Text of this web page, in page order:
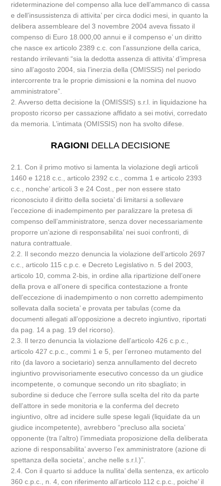
rideterminazione del compenso alla luce dell’ammanco di cassa
e dell’insussistenza di attivita’ per circa dodici mesi, in quanto la
delibera assembleare del 3 novembre 2004 aveva fissato il
compenso di Euro 18.000,00 annui e il compenso e’ un diritto
che nasce ex articolo 2389 c.c. con l’assunzione della carica,
restando irrilevanti “sia la dedotta assenza di attivita’ d’impresa
sino all’agosto 2004, sia l’inerzia della (OMISSIS) nel periodo
intercorrente tra le proprie dimissioni e la nomina del nuovo
amministratore”.
2. Avverso detta decisione la (OMISSIS) s.r.l. in liquidazione ha
proposto ricorso per cassazione affidato a sei motivi, corredato
da memoria. L’intimata (OMISSIS) non ha svolto difese.
RAGIONI DELLA DECISIONE
2.1. Con il primo motivo si lamenta la violazione degli articoli
1460 e 1218 c.c., articolo 2392 c.c., comma 1 e articolo 2393
c.c., nonche’ articoli 3 e 24 Cost., per non essere stato
riconosciuto il diritto della societa’ di limitarsi a sollevare
l’eccezione di inadempimento per paralizzare la pretesa di
compenso dell’amministratore, senza dover necessariamente
proporre un’azione di responsabilita’ nei suoi confronti, di
natura contrattuale.
2.2. Il secondo mezzo denuncia la violazione dell’articolo 2697
c.c., articolo 115 c.p.c. e Decreto Legislativo n. 5 del 2003,
articolo 10, comma 2-bis, in ordine alla ripartizione dell’onere
della prova e all’onere di specifica contestazione a fronte
dell’eccezione di inadempimento o non corretto adempimento
sollevata dalla societa’ e provata per tabulas (come da
documenti allegati all’opposizione a decreto ingiuntivo, riportati
da pag. 14 a pag. 19 del ricorso).
2.3. Il terzo denuncia la violazione dell’articolo 426 c.p.c.,
articolo 427 c.p.c., commi 1 e 5, per l’erroneo mutamento del
rito (da lavoro a societario) senza annullamento del decreto
ingiuntivo provvisoriamente esecutivo concesso da un giudice
incompetente, o comunque secondo un rito sbagliato; in
subordine si deduce che l’errore sulla scelta del rito da parte
dell’attore in sede monitoria e la conferma del decreto
ingiuntivo, oltre ad incidere sulle spese legali (liquidate da un
giudice incompetente), avrebbero “precluso alla societa’
opponente (tra l’altro) l’immediata proposizione della deliberata
azione di responsabilita’ avverso l’ex amministratore (azione di
spettanza della societa’, anche nelle s.r.l.)”.
2.4. Con il quarto si adduce la nullita’ della sentenza, ex articolo
360 c.p.c., n. 4, con riferimento all’articolo 112 c.p.c., poiche’ il